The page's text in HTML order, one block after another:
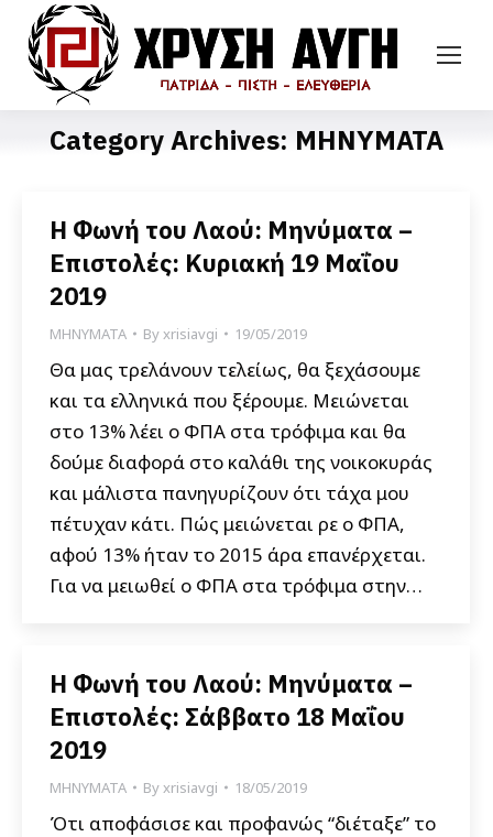
Category Archives: ΜΗΝΥΜΑΤΑ
Η Φωνή του Λαού: Μηνύματα –
Επιστολές: Κυριακή 19 Μαΐου
2019
ΜΗΝΥΜΑΤΑ Byxrisiavgi 19/05/2019
Θα μας τρελάνουν τελείως, θα ξεχάσουμε
και τα ελληνικά που ξέρουμε. Μειώνεται
στο 13% λέει ο ΦΠΑ στα τρόφιμα και θα
δούμε διαφορά στο καλάθι της νοικοκυράς
και μάλιστα πανηγυρίζουν ότι τάχα μου
πέτυχαν κάτι. Πώς μειώνεται ρε ο ΦΠΑ,
αφού 13% ήταν το 2015 άρα επανέρχεται.
Για να μειωθεί ο ΦΠΑ στα τρόφιμα στην…
Η Φωνή του Λαού: Μηνύματα –
Επιστολές: Σάββατο 18 Μαΐου
2019
ΜΗΝΥΜΑΤΑ Byxrisiavgi 18/05/2019
Ότι αποφάσισε και προφανώς “διέταξε” το